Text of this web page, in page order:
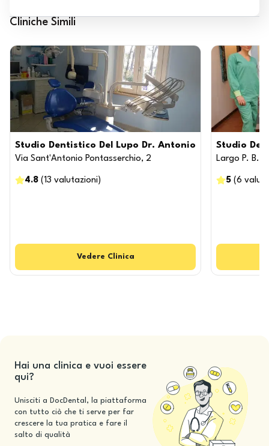
Cliniche Simili
Studio Dentistico Del Lupo Dr. Antonio
Via Sant'Antonio Pontasserchio, 2
4.8 (13 valutazioni )
Vedere Clinica
Studio
Largo P.
5 (6
Hai una clinica e vuoi essere
qui?
Unisciti a DocDental, la piattaforma
con tutto ciò che ti serve per far
crescere la tua pratica e fare il
salto di qualità